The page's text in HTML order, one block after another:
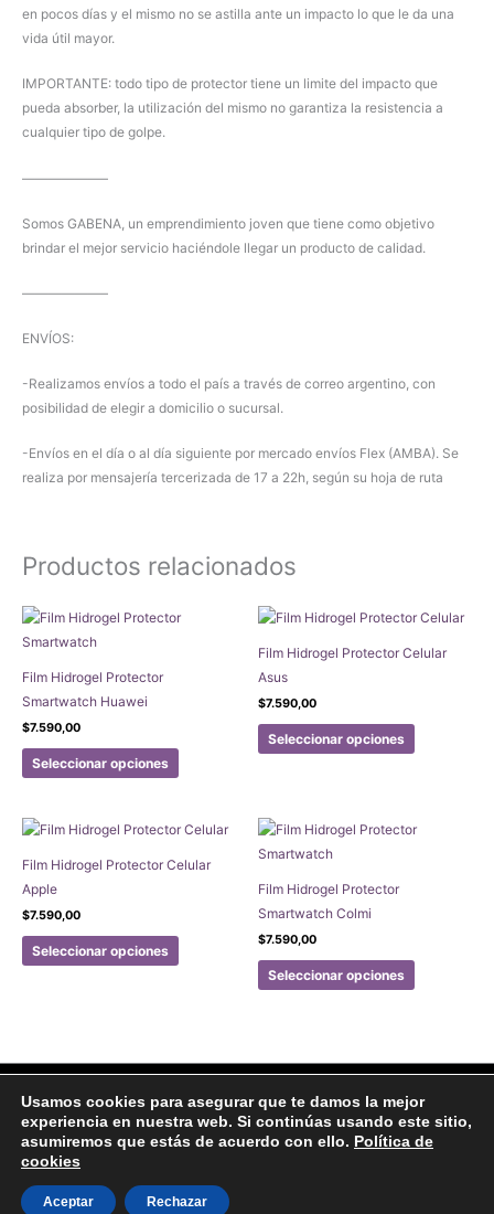
en pocos días y el mismo no se astilla ante un impacto lo que le da una
vida útil mayor.
IMPORTANTE: todo tipo de protector tiene un limite del impacto que
pueda absorber, la utilización del mismo no garantiza la resistencia a
cualquier tipo de golpe.
——————–
Somos GABENA, un emprendimiento joven que tiene como objetivo
brindar el mejor servicio haciéndole llegar un producto de calidad.
——————–
ENVÍOS:
-Realizamos envíos a todo el país a través de correo argentino, con
posibilidad de elegir a domicilio o sucursal.
-Envíos en el día o al día siguiente por mercado envíos Flex (AMBA). Se
realiza por mensajería tercerizada de 17 a 22h, según su hoja de ruta
Productos relacionados
Film Hidrogel Protector
Smartwatch Huawei
$7.590,00
Seleccionar opciones
Este
producto
múltiples
Las
de
Film Hidrogel Protector Celular
Asus
$7.590,00
Seleccionar opciones
Este
producto
variantes.
producto
Film Hidrogel Protector Celular
Apple
$7.590,00
Seleccionar opciones
Este
producto
Las
se
pueden
en
la
Film Hidrogel Protector
Smartwatch Colmi
$7.590,00
Seleccionar opciones
Este
producto
variantes.
opciones
se
Facebook Instagram
Aviso legal Politicas de Privacidad
Politica de Cookies
Copyright © 2020 Joyas Gabena
Usamos cookies para asegurar que te damos la mejor
experiencia en nuestra web. Si continúas usando este sitio,
asumiremos que estás de acuerdo con ello. Política de
cookies
Aceptar Rechazar